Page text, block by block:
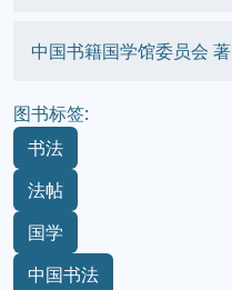
中国书籍国学馆委员会 著
图书标签:
书法
法帖
国学
中国书法